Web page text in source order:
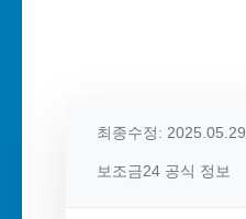
최종수정: 2025.05.29
보조금24 공식 정보